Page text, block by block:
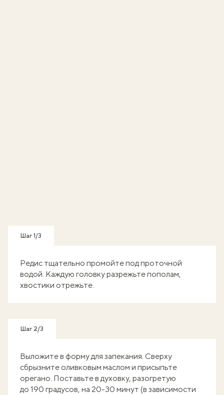
Шаг 1/3
Редис тщательно промойте под проточной
водой. Каждую головку разрежьте пополам,
хвостики отрежьте.
Шаг 2/3
Выложите в форму для запекания. Сверху
сбрызните оливковым маслом и присыпьте
орегано. Поставьте в духовку, разогретую
до 190 градусов, на 20-30 минут (в зависимости